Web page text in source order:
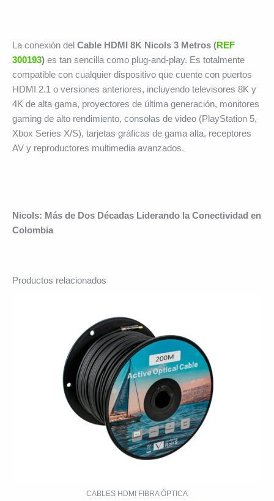
La conexión del Cable HDMI 8K Nicols 3 Metros (REF
300193) es tan sencilla como plug-and-play. Es totalmente
compatible con cualquier dispositivo que cuente con puertos
HDMI 2.1 o versiones anteriores, incluyendo televisores 8K y
4K de alta gama, proyectores de última generación, monitores
gaming de alto rendimiento, consolas de video (PlayStation 5,
Xbox Series X/S), tarjetas gráficas de gama alta, receptores
AV y reproductores multimedia avanzados.
Nicols: Más de Dos Décadas Liderando la Conectividad en
Colombia
Productos relacionados
CABLES HDMI FIBRA ÓPTICA